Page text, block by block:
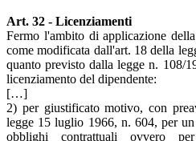
Art. 32 - Licenziamenti
Fermo l'ambito di applicazione
come modificata dall'art. 18 della
quanto previsto dalla legge n. 108/
licenziamento del dipendente:
[…]
2) per giustificato motivo, con
legge 15 luglio 1966, n. 604, per
obblighi contrattuali ovvero